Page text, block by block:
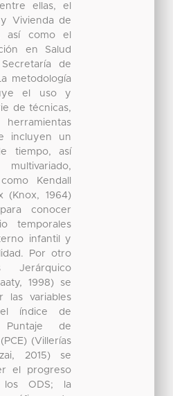
ellas, el
Vivienda de
así como el
en Salud
de
metodología
el uso y
de técnicas,
incluyen un
tiempo, así
Kendall
(Knox, 1964)
conocer
temporales
infantil y
Por otro
Jerárquico
1998) se
las variables
índice de
Puntaje de
(Villerías
2015) se
el progreso
ODS; la